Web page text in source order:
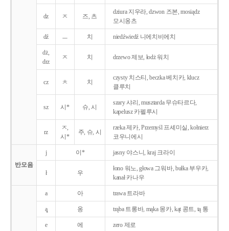
dz ㅈ 즈, 츠
dziura 지우라, dzwon 즈본, mosiądz
모시옹츠
dź ㅡ 치 niedźwiedź 니에치비에치
dż,
drz
ㅈ 치 drzewo 제보, łodż 워치
cz ㅊ 치
czysty 치스티, beczka 베치카, klucz
클루치
sz 시* 슈, 시
szary 샤리, musztarda 무슈타르다,
kapelusz 카펠루시
rz
ㅈ,
시*
주, 슈, 시
rzeka 제카, Przemyśl 프셰미실, kołnierz
코우니에시
반모음
j 이* jasny 야스니, kraj 크라이
ł 우
łono 워노, głowa 그워바, bułka 부우카,
kanał 카나우
a 아 trawa 트라바
ą̨ 옹 trąba 트롱바, mąka 몽카, kąt 콩트, tą 통
e 에 zero 제로